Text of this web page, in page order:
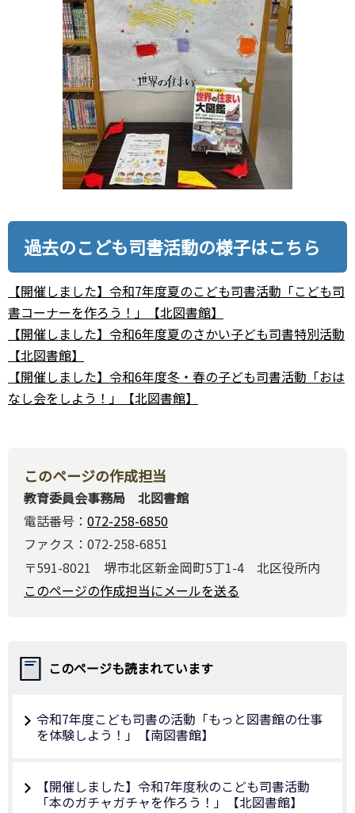
過去のこども司書活動の様子はこちら
【開催しました】令和7年度夏のこども司書活動「こども司
書コーナーを作ろう！」【北図書館】
【開催しました】令和6年度夏のさかい子ども司書特別活動
【北図書館】
【開催しました】令和6年度冬・春の子ども司書活動「おは
なし会をしよう！」【北図書館】
このページの作成担当
教育委員会事務局 北図書館
電話番号： 072-258-6850
ファクス：072-258-6851
〒591-8021 堺市北区新金岡町5丁1-4 北区役所内
このページの作成担当にメールを送る
このページも読まれています
令和7年度こども司書の活動「もっと図書館の仕事
を体験しよう！」【南図書館】
【開催しました】令和7年度秋のこども司書活動
「本のガチャガチャを作ろう！」【北図書館】